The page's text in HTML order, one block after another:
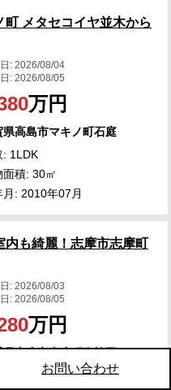
町 メタセコイヤ並木から
:2026/08/04
:2026/08/05
万円
県高島市マキノ町石庭
: 1LDK
面積: 30㎡
月: 2010年07月
内も綺麗！志摩市志摩町
:2026/08/03
:2026/08/05
万円
県志摩市志摩町布施田
お問い合わせ